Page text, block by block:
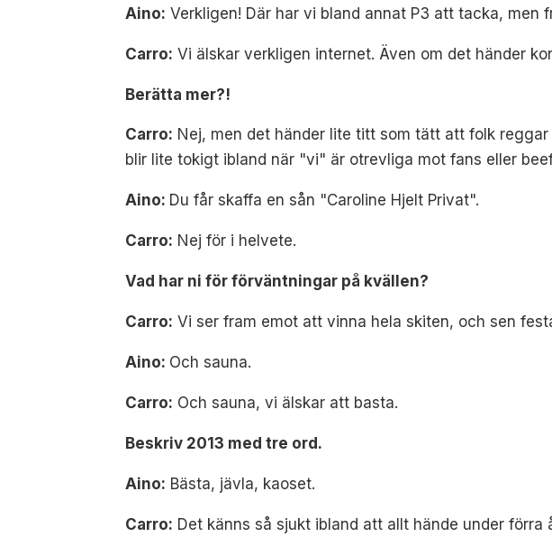
Aino: Verkligen! Där har vi bland annat P3 att tacka, men
Carro: Vi älskar verkligen internet. Även om det händer
Berätta mer?!
Carro: Nej, men det händer lite titt som tätt att folk
blir lite tokigt ibland när "vi" är otrevliga mot fans eller
Aino: Du får skaffa en sån "Caroline Hjelt Privat".
Carro: Nej för i helvete.
Vad har ni för förväntningar på kvällen?
Carro: Vi ser fram emot att vinna hela skiten, och sen
Aino: Och sauna.
Carro: Och sauna, vi älskar att basta.
Beskriv 2013 med tre ord.
Aino: Bästa, jävla, kaoset.
Carro: Det känns så sjukt ibland att allt hände under